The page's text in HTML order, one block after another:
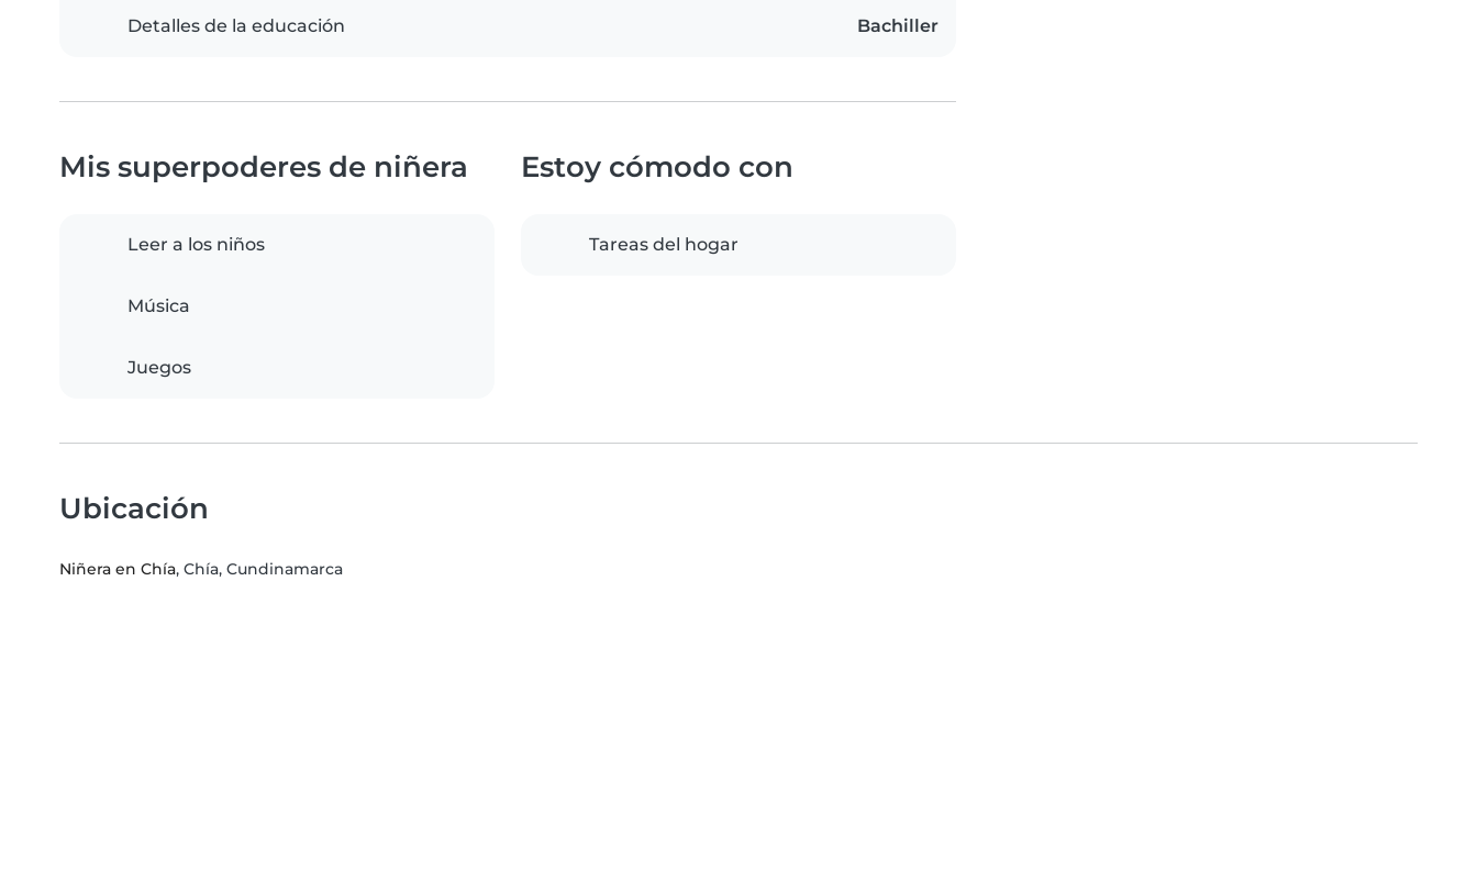
Detalles de la educación Bachiller
Mis superpoderes de niñera
Leer a los niños
Música
Juegos
Estoy cómodo con
Tareas del hogar
Ubicación
Niñera en Chía, Chía, Cundinamarca